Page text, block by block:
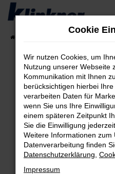
Zum
springen
Fehler:
Beim Laden ist ein
Hier sind ein paar Tipps,
Überprüfe deine
Internetverbindung.
Laden andere
Suchmaschine?
Cookie
Wir nutzen Cookies, um
Nutzung unserer Webseite
Kommunikation mit Ihnen
berücksichtigen hierbei
verarbeiten Daten für
wenn Sie uns Ihre
einem späteren Zeitpunkt
Sie die Einwilligung
Weitere Informationen zum
Datenverarbeitung finden
Datenschutzerklärung
Impressum